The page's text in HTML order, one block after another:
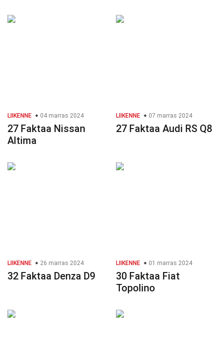
LIIKENNE 04 marras 2024
27 Faktaa Nissan
Altima
LIIKENNE 07 marras 2024
27 Faktaa Audi RS Q8
LIIKENNE 26 marras 2024
32 Faktaa Denza D9
LIIKENNE 01 marras 2024
30 Faktaa Fiat
Topolino